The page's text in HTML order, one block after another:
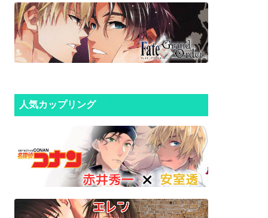
人気カップリング